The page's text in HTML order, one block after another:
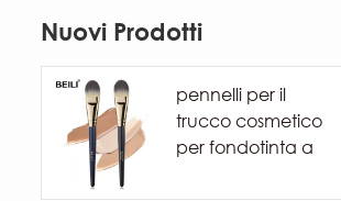
Nuovi Prodotti
pennelli per il
trucco cosmetico
per fondotinta a